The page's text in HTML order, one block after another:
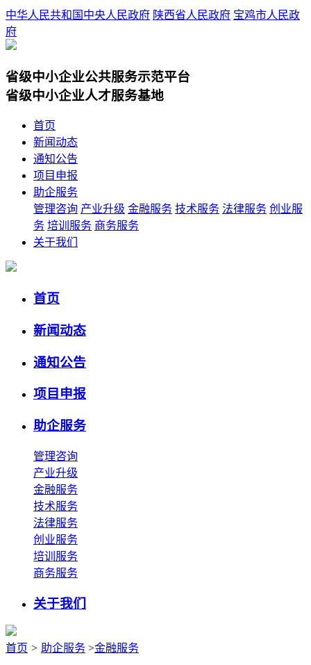
中华人民共和国中央人民政府 陕西省人民政府 宝鸡市人民政
府
省级中小企业公共服务示范平台
省级中小企业人才服务基地
首页
新闻动态
通知公告
项目申报
助企服务
管理咨询 产业升级 金融服务 技术服务 法律服务 创业服
务 培训服务 商务服务
关于我们
首页
新闻动态
通知公告
项目申报
助企服务
管理咨询
产业升级
金融服务
技术服务
法律服务
创业服务
培训服务
商务服务
关于我们
首页 > 助企服务 >金融服务